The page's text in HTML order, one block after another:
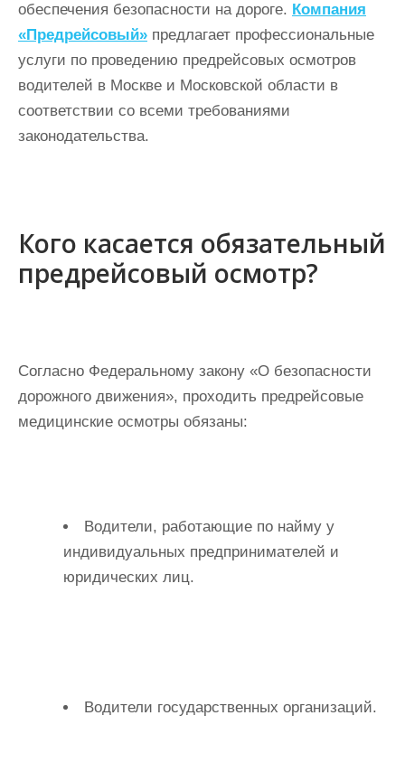
обеспечения безопасности на дороге. Компания
«Предрейсовый» предлагает профессиональные
услуги по проведению предрейсовых осмотров
водителей в Москве и Московской области в
соответствии со всеми требованиями
законодательства.
Кого касается обязательный
предрейсовый осмотр?
Согласно Федеральному закону «О безопасности
дорожного движения», проходить предрейсовые
медицинские осмотры обязаны:
Водители, работающие по найму у
индивидуальных предпринимателей и
юридических лиц.
Водители государственных организаций.